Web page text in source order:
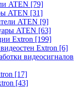
ATEN [79]
ATEN [31]
ATEN [9]
ATEN [63]
Extron [199]
Extron [6]
видеосигналов
[17]
[43]